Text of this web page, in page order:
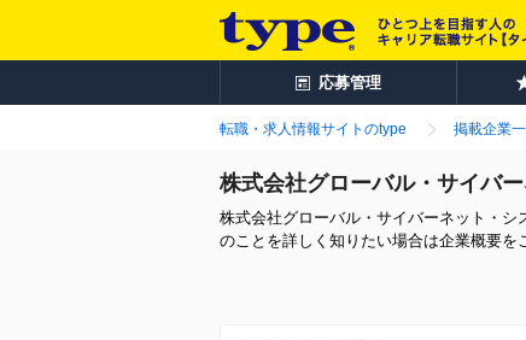
応募管理
転職・求人情報サイトのtype 掲載企業
株式会社グローバル・サイバ
株式会社グローバル・サイバーネット・
のことを詳しく知りたい場合は企業概要を